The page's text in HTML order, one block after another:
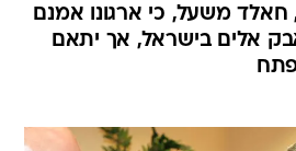
משעל, כי ארגונו אמנם
אלים בישראל, אך יתאם